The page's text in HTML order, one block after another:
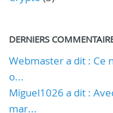
DERNIERS
Webmaster a dit : Ce
o...
Miguel1026 a dit :
mar...